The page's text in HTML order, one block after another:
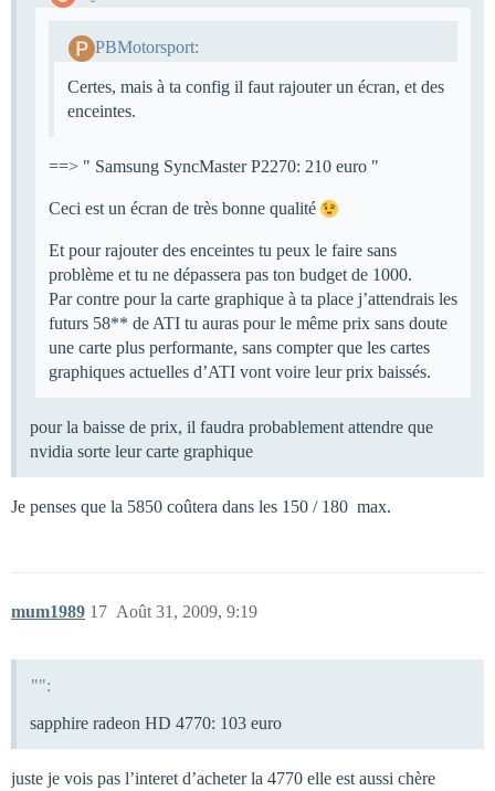
PBMotorsport:
Certes, mais à ta config il faut rajouter un écran, et des
enceintes.
==> " Samsung SyncMaster P2270: 210 euro "
Ceci est un écran de très bonne qualité
Et pour rajouter des enceintes tu peux le faire sans
problème et tu ne dépassera pas ton budget de 1000.
Par contre pour la carte graphique à ta place j’attendrais les
futurs 58** de ATI tu auras pour le même prix sans doute
une carte plus performante, sans compter que les cartes
graphiques actuelles d’ATI vont voire leur prix baissés.
pour la baisse de prix, il faudra probablement attendre que
nvidia sorte leur carte graphique
Je penses que la 5850 coûtera dans les 150 / 180  max.
mum1989 Août 31, 2009, 9:19
17
"":
sapphire radeon HD 4770: 103 euro
juste je vois pas l’interet d’acheter la 4770 elle est aussi chère